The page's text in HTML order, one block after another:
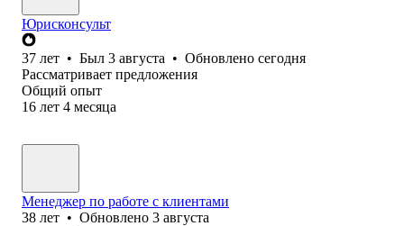
Юрисконсульт
37 лет • Был 3 августа • Обновлено сегодня
Рассматривает предложения
Общий опыт
16 лет 4 месяца
Менеджер по работе с клиентами
38 лет • Обновлено 3 августа